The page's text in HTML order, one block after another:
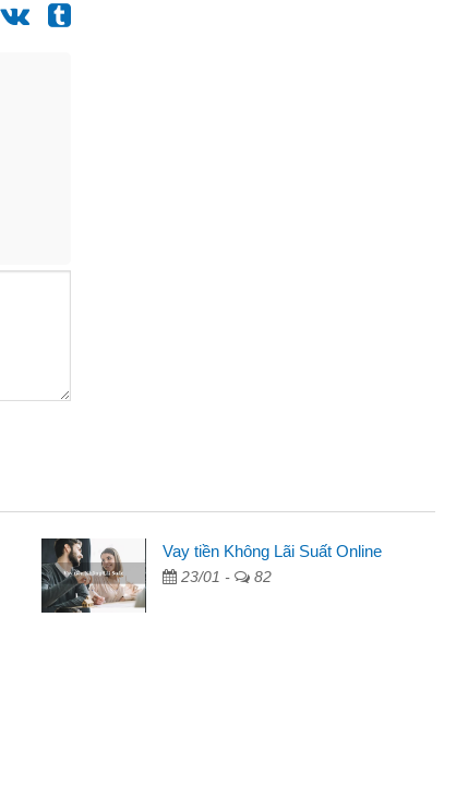
cáo trên facebook. Tôi là
sinh nhật bạn bè, mà đọc
định vay
Vay tiền Không Lãi Suất Online
23/01 - 82